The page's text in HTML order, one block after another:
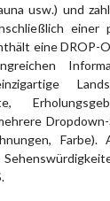
usw.) und
einer
eine DROP-
Farbe).